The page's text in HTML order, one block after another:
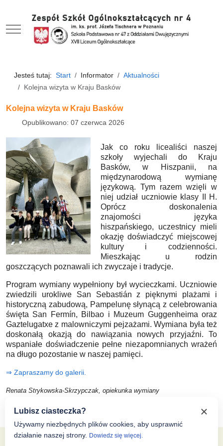
Mobile Menu Toggle
Jesteś tutaj: Start Informator
Aktualności
Kolejna wizyta w Kraju Basków
Kolejna wizyta w Kraju Basków
Opublikowano: 07 czerwca 2026
Jak co roku licealiści naszej
szkoły wyjechali do Kraju
Basków, w Hiszpanii, na
międzynarodową wymianę
językową. Tym razem wzięli w
niej udział uczniowie klasy II H.
Oprócz doskonalenia
znajomości języka
hiszpańskiego, uczestnicy mieli
okazję doświadczyć miejscowej
kultury i codzienności.
Mieszkając u rodzin
goszczących poznawali ich zwyczaje i tradycje.
Program wymiany wypełniony był wycieczkami. Uczniowie
zwiedzili urokliwe San Sebastián z pięknymi plażami i
historyczną zabudową, Pampelunę słynącą z celebrowania
święta San Fermín, Bilbao i Muzeum Guggenheima oraz
Gaztelugatxe z malowniczymi pejzażami. Wymiana była też
doskonałą okazją do nawiązania nowych przyjaźni. To
wspaniałe doświadczenie pełne niezapomnianych wrażeń
na długo pozostanie w naszej pamięci.
⇒ Zapraszamy do galerii.
Renata Strykowska-Skrzypczak, opiekunka wymiany
Poprzednia strona: Wyprawka pierwszoklasisty szkoły
Poprzednia Następna
Następna
Lubisz ciasteczka?
Używamy niezbędnych plików cookies, aby usprawnić
działanie naszej strony.
Dowiedz się więcej.